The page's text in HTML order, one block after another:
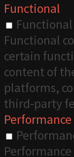
Functional
Functional
Functional
certain
content of
platforms,
third-party
Performance